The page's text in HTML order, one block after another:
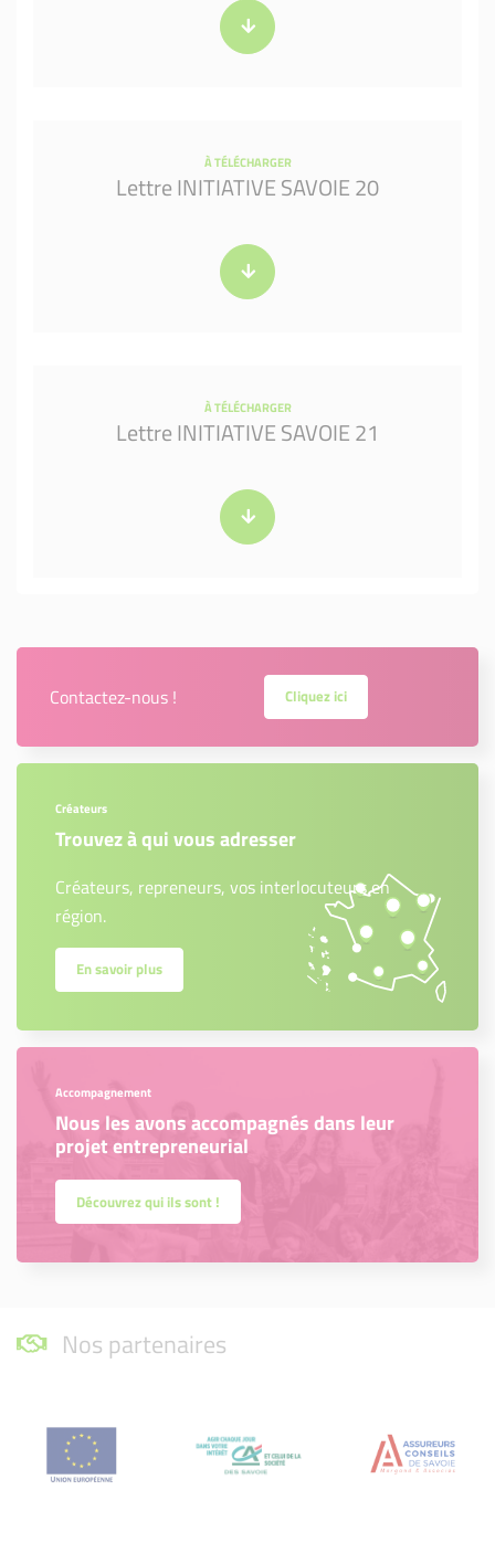
À TÉLÉCHARGER
Lettre INITIATIVE SAVOIE 20
À TÉLÉCHARGER
Lettre INITIATIVE SAVOIE 21
Contactez-nous ! Cliquez ici
Créateurs
Trouvez à qui vous adresser
Créateurs, repreneurs, vos interlocuteurs en
région.
En savoir plus
Accompagnement
Nous les avons accompagnés dans leur
projet entrepreneurial
Découvrez qui ils sont !
Nos partenaires